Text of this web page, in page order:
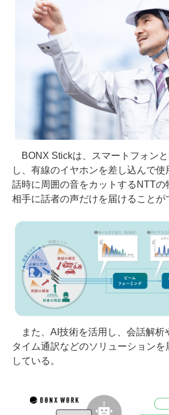
BONX Stickは、スマートフォン
し、有線のイヤホンを差し込んで使
話時に周囲の音をカットするNTTの
相手に話者の声だけを届けることが
また、AI技術を活用し、会話解析
タイム通訳などのソリューション
している。